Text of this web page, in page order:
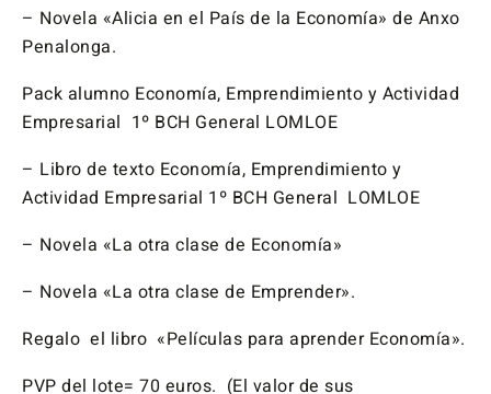
– Novela «Alicia en el País de la Economía» de Anxo
Penalonga.
Pack alumno Economía, Emprendimiento y Actividad
Empresarial 1º BCH General LOMLOE
– Libro de texto Economía, Emprendimiento y
Actividad Empresarial 1º BCH General LOMLOE
– Novela «La otra clase de Economía»
– Novela «La otra clase de Emprender».
Regalo el libro «Películas para aprender Economía».
PVP del lote= 70 euros. (El valor de sus